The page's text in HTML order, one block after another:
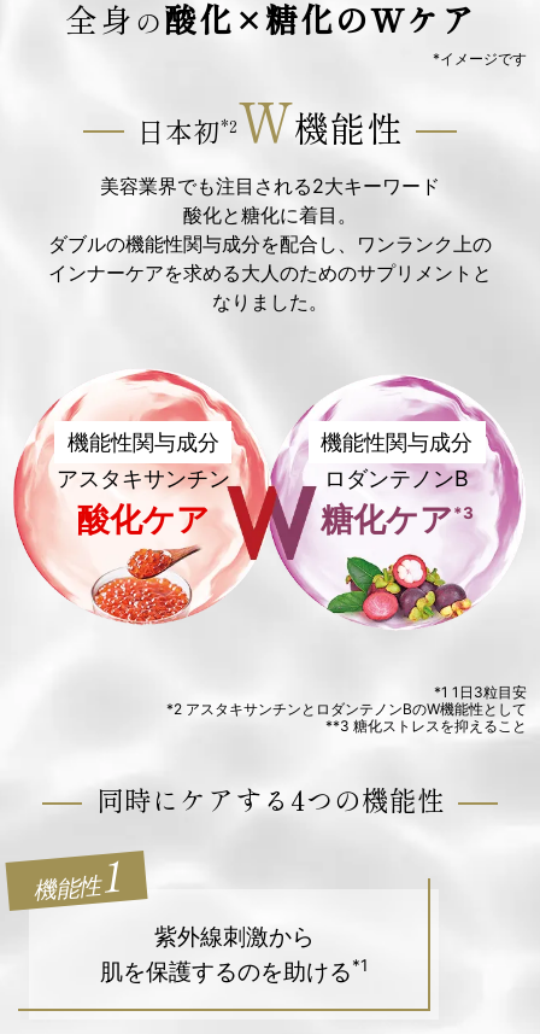
全身の酸化×糖化のWケア
*イメージです
日本初*2W機能性
美容業界でも注目される2大キーワード
酸化と糖化に着目。
ダブルの機能性関与成分を配合し、ワンランク上の
インナーケアを求める大人のためのサプリメントと
なりました。
機能性関与成分
アスタキサンチン
酸化ケア
機能性関与成分
ロダンテノンB
糖化ケア*3
*1 1日3粒目安
*2 アスタキサンチンとロダンテノンBのW機能性として
**3 糖化ストレスを抑えること
同時にケアする4つの機能性
機能性1
紫外線刺激から
肌を保護するのを助ける*1